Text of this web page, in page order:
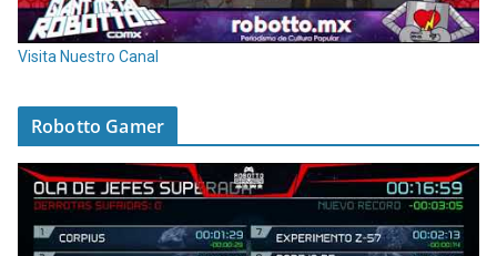
Visita Nuestro Canal
Robotto Gamer